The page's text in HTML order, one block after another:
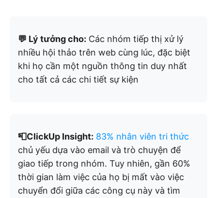
💬 Lý tưởng cho: Các nhóm tiếp thị xử lý
nhiều hội thảo trên web cùng lúc, đặc biệt
khi họ cần một nguồn thông tin duy nhất
cho tất cả các chi tiết sự kiện
📮ClickUp Insight: 83% nhân viên tri thức
chủ yếu dựa vào email và trò chuyện để
giao tiếp trong nhóm. Tuy nhiên, gần 60%
thời gian làm việc của họ bị mất vào việc
chuyển đổi giữa các công cụ này và tìm